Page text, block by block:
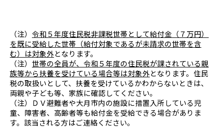
（注） 令和５年度住民税非課税世帯として給付金（７万円）
を既に受給した世帯（給付対象であるが未請求の世帯を含
む）は対象外となります。
（注） 世帯の全員が、令和５年度の住民税が課されている親
族等から扶養を受けている場合等は対象外となります。住民
税の取扱いとして、扶養を受けているかわからないときは、
両親や子ども等、家族に確認してください。
（注）ＤＶ避難者や大月市内の施設に措置入所している児
童、障害者、高齢者等も給付金を受給できる場合がありま
す。該当される方はご連絡ください。